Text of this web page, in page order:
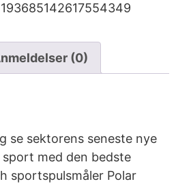
(0)
se sektorens seneste nye
med den bedste
sportspulsmåler Polar